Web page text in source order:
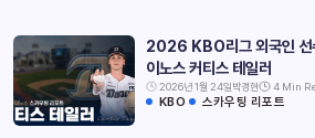
2026 KBO리그 외국인 선
이노스 커티스 테일러
2026년 1월 24일박경현 4 Min
KBO 스카우팅 리포트